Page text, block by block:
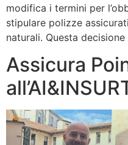
modifica i termini per
stipulare polizze
naturali. Questa
Assicura